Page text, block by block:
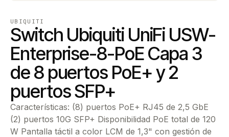
UBIQUITI
Switch Ubiquiti UniFi USW-
Enterprise-8-PoE Capa 3
de 8 puertos PoE+ y 2
puertos SFP+
Características: (8) puertos PoE+ RJ45 de 2,5 GbE
(2) puertos 10G SFP+ Disponibilidad PoE total de 120
W Pantalla táctil a color LCM de 1,3" con gestión de